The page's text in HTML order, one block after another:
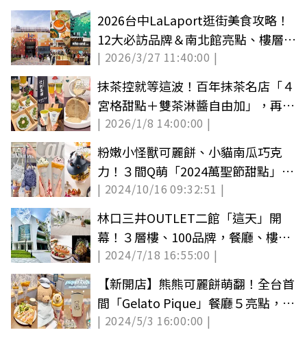
2026台中LaLaport逛街美食攻略！
12大必訪品牌＆南北館亮點、樓層介
紹
| 2026/3/27 11:40:00 |
抹茶控就等這波！百年抹茶名店「４
宮格甜點＋雙茶淋醬自由加」，再吃
聯名可麗餅
| 2026/1/8 14:00:00 |
粉嫩小怪獸可麗餅、小貓南瓜巧克
力！３間Q萌「2024萬聖節甜點」一
次看
| 2024/10/16 09:32:51 |
林口三井OUTLET二館「這天」開
幕！３層樓、100品牌，餐廳、樓層
簡介一次看
| 2024/7/18 16:55:00 |
【新開店】熊熊可麗餅萌翻！全台首
間「Gelato Pique」餐廳５亮點，獨
家蜷尾家冰
| 2024/5/3 16:00:00 |